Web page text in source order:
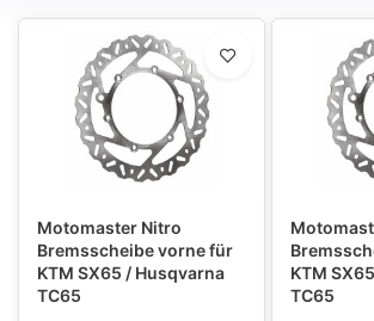
Motomaster Nitro
Bremsscheibe vorne für
KTM SX65 / Husqvarna
TC65
KTM
TC65